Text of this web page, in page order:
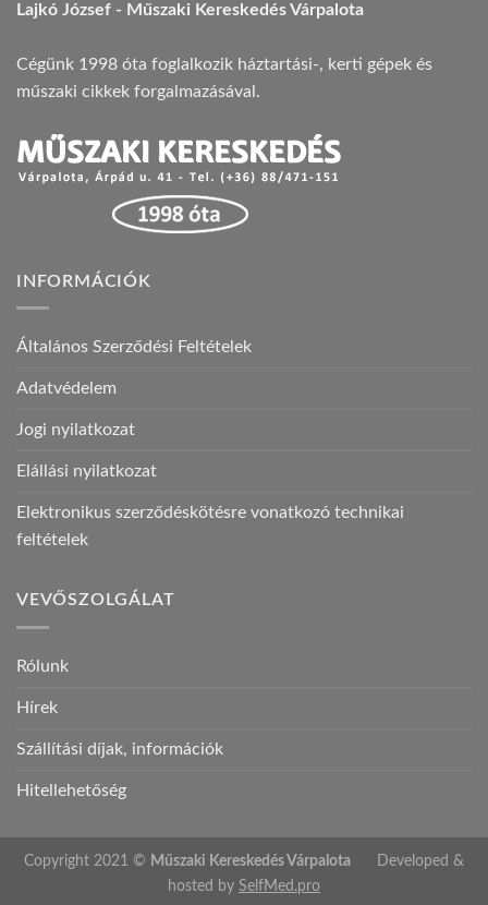
Lajkó József - Műszaki Kereskedés Várpalota
Cégünk 1998 óta foglalkozik háztartási-, kerti gépek és
műszaki cikkek forgalmazásával.
INFORMÁCIÓK
Általános Szerződési Feltételek
Adatvédelem
Jogi nyilatkozat
Elállási nyilatkozat
Elektronikus szerződéskötésre vonatkozó technikai
feltételek
VEVŐSZOLGÁLAT
Rólunk
Hírek
Szállítási díjak, információk
Hitellehetőség
Copyright 2021 © Műszaki Kereskedés Várpalota Developed &
hosted by SelfMed.pro